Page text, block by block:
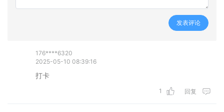
发表评论
176****6320
2025-05-10 08:39:16
打卡
1 回复